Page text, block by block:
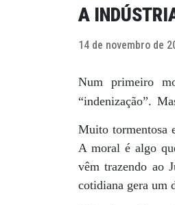
A
14 de novembro de
Num primeiro
“indenização”.
Muito tormentosa
A moral é algo
vêm trazendo ao
cotidiana gera um